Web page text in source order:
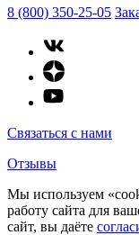
8 (800) 350-25-05
Связаться с нами
Отзывы
Мы используем
работу сайта для
сайт, вы даёте